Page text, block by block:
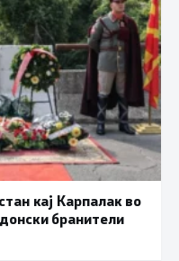
кај Карпалак во
бранители